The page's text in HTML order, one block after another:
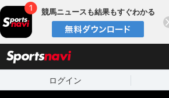
競馬ニュースも結果もすぐわかる
ログイン